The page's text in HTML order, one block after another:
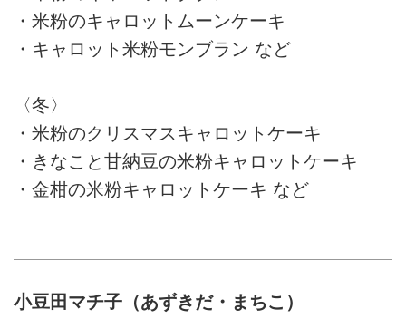
・米粉のキャロットムーンケーキ
・キャロット米粉モンブラン など
〈冬〉
・米粉のクリスマスキャロットケーキ
・きなこと甘納豆の米粉キャロットケーキ
・金柑の米粉キャロットケーキ など
小豆田マチ子（あずきだ・まちこ）